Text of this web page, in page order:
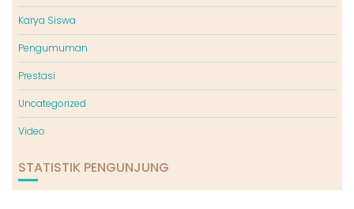
Karya Siswa
Pengumuman
Prestasi
Uncategorized
Video
STATISTIK PENGUNJUNG